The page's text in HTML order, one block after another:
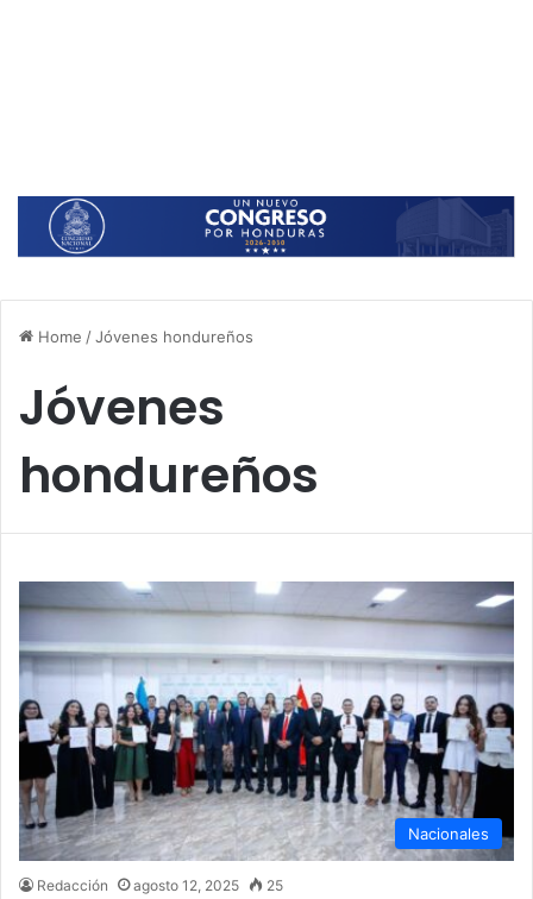
Home /Jóvenes hondureños
Jóvenes
hondureños
Nacionales
Redacción agosto 12, 2025 25